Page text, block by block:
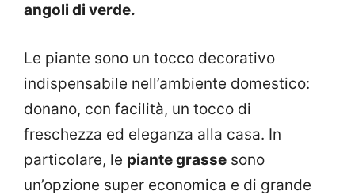
angoli di verde.
Le piante sono un tocco decorativo
indispensabile nell’ambiente domestico:
donano, con facilità, un tocco di
freschezza ed eleganza alla casa. In
particolare, le piante grasse sono
un’opzione super economica e di grande